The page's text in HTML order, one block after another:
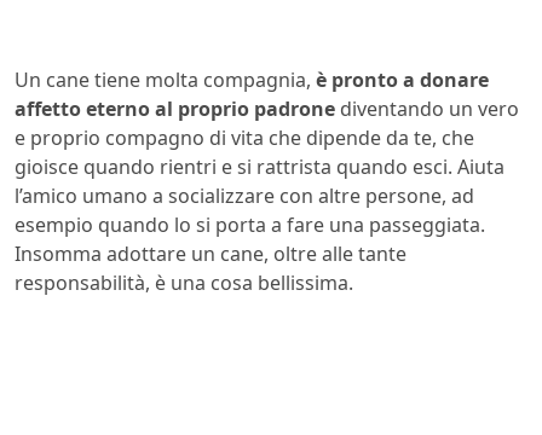
Un cane tiene molta compagnia, è pronto a donare
affetto eterno al proprio padrone diventando un vero
e proprio compagno di vita che dipende da te, che
gioisce quando rientri e si rattrista quando esci. Aiuta
l’amico umano a socializzare con altre persone, ad
esempio quando lo si porta a fare una passeggiata.
Insomma adottare un cane, oltre alle tante
responsabilità, è una cosa bellissima.